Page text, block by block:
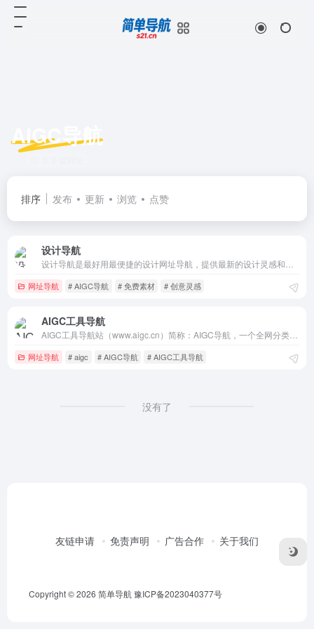
AIGC导航
排序 发布 更新 浏览 点赞
设计导航
网址导航 # AIGC导航 # 免费素材 # 创意灵感
AIGC工具导航
网址导航 # aigc # AIGC导航 # AIGC工具导航
没有了
友链申请 免责声明 广告合作 关于我们
Copyright © 2026 简单导航豫ICP备2023040377号